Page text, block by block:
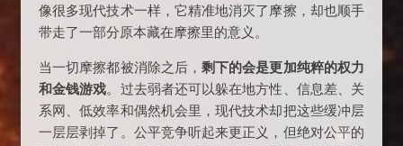
像很多现代技术一样，它精准地消灭了摩擦，却也顺手
带走了一部分原本藏在摩擦里的意义。
当一切摩擦都被消除之后，剩下的会是更加纯粹的权力
和金钱游戏。过去弱者还可以躲在地方性、信息差、关
系网、低效率和偶然机会里，现代技术却把这些缓冲层
一层层剥掉了。公平竞争听起来更正义，但绝对公平的